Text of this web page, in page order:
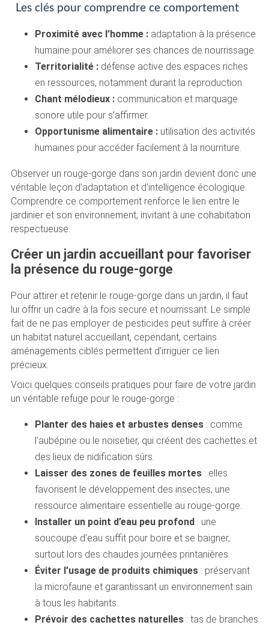
Les clés pour comprendre ce comportement
Proximité avec l’homme :adaptation à la présence
humaine pour améliorer ses chances de nourrissage.
Territorialité :défense active des espaces riches
en ressources, notamment durant la reproduction.
Chant mélodieux :communication et marquage
sonore utile pour s’affirmer.
Opportunisme alimentaire :utilisation des activités
humaines pour accéder facilement à la nourriture.
Observer un rouge-gorge dans son jardin devient donc une
véritable leçon d’adaptation et d’intelligence écologique.
Comprendre ce comportement renforce le lien entre le
jardinier et son environnement, invitant à une cohabitation
respectueuse.
Créer un jardin accueillant pour favoriser
la présence du rouge-gorge
Pour attirer et retenir le rouge-gorge dans un jardin, il faut
lui offrir un cadre à la fois secure et nourrissant. Le simple
fait de ne pas employer de pesticides peut suffire à créer
un habitat naturel accueillant, cependant, certains
aménagements ciblés permettent d’irriguer ce lien
précieux.
Voici quelques conseils pratiques pour faire de votre jardin
un véritable refuge pour le rouge-gorge :
Planter des haies et arbustes denses: comme
l’aubépine ou le noisetier, qui créent des cachettes et
des lieux de nidification sûrs.
Laisser des zones de feuilles mortes: elles
favorisent le développement des insectes, une
ressource alimentaire essentielle au rouge-gorge.
Installer un point d’eau peu profond : une
soucoupe d’eau suffit pour boire et se baigner,
surtout lors des chaudes journées printanières.
Éviter l’usage de produits chimiques: préservant
la microfaune et garantissant un environnement sain
à tous les habitants.
Prévoir des cachettes naturelles: tas de branches